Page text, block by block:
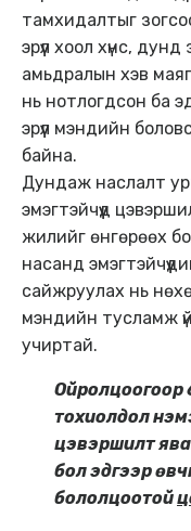
тамхидалтыг
эрүүл хоол хүнс,
амьдралын хэв
нь нотлогдсон ба
эрүүл мэндийн
байна.
Дундаж наслалт
эмэгтэйчүүд
жилийг өнгөрөөх
насанд
сайжруулах нь
мэндийн тусламж
учиртай.
Ойролцоогоор
тохиолдол
цэвэршилт
бол эдгээр
бололцоотой